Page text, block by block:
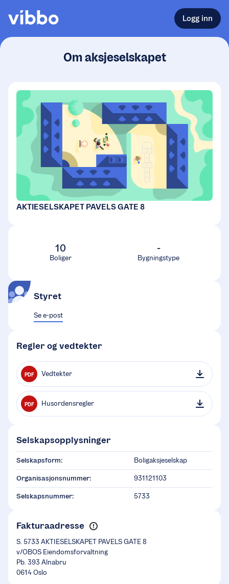
Logg inn
Om aksjeselskapet
AKTIESELSKAPET PAVELS GATE 8
10
Boliger
-
Bygningstype
Styret
Se e-post
Regler og vedtekter
PDF Vedtekter
PDF Husordensregler
Selskapsopplysninger
Selskapsform: Boligaksjeselskap
Organisasjonsnummer: 931121103
Selskapsnummer: 5733
Fakturaadresse
S. 5733 AKTIESELSKAPET PAVELS GATE 8
v/OBOS Eiendomsforvaltning
Pb. 393 Alnabru
0614 Oslo